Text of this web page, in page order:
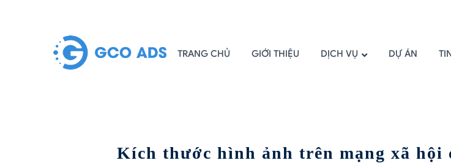
TRANG CHỦ GIỚI THIỆU DỊCH VỤ DỰ ÁN
Kích thước hình ảnh trên mạng xã hội